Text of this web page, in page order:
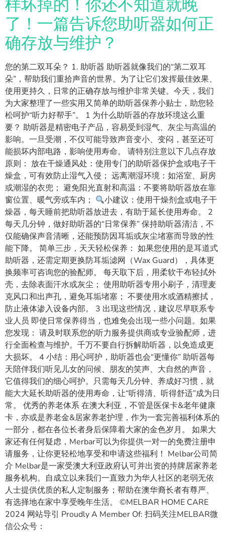
样坏掉的！你还不知道就晚
了！一篇告诉您助听器如何正
确存放与维护？
您的第二双耳朵？ 1. 助听器 助听器就像我们的“第二双耳
朵”，帮助我们重拾声音的世界。为了让它们发挥最佳效果、
使用更持久，日常的正确存放与维护非常关键。今天，我们
为大家整理了一些实用又简单的助听器保养小贴士，助您轻
松呵护“听力好帮手”。 1 为什么助听器的存放环境这么重
要？ 助听器是精密电子产品，容易受到湿气、灰尘与高温的
影响。一旦受潮，不仅可能导致声音变小、变闷，甚至还可
能损坏内部电路，影响使用寿命。 请特别注意以下几点存放
原则： 放在干燥通风处：使用专门的助听器保护盒或电子干
燥盒，可有效防止湿气入侵； 远离潮湿环境：如浴室、厨房
或潮湿的衣兜； 避免阳光直射和高温：不要将助听器放在靠
窗位置、暖气旁或车内；
小建议：使用干燥剂盒或电子干
燥器，每天睡前把助听器放进去，有助于延长使用寿命。 2
每天几分钟，做好助听器的“日常保养” 保持助听器清洁，不
仅能确保声音清晰，还能预防因耳垢或灰尘堵塞而导致的性
能下降。 简单三步，天天轻松保养： 如果您使用的是耳道式
助听器，还需定期更换防耳垢滤网（Wax Guard），具体更
换频率可咨询您的验配师。 每天取下后，用柔软干布轻拭外
壳，去除表面汗水或灰尘； 使用助听器专用小刷子，清理麦
克风口和出声孔，避免耳垢堵塞； 不要使用水或酒精擦拭，
防止液体渗入设备内部。 3 出现这些情况，建议尽早联系专
业人员 即使日常保养得当，也难免会出现一些小问题。如果
您发现： 请及时联系您的听力服务提供商或专业验配师，进
行全面检查与维护。千万不要自行拆解助听器，以免造成更
大损坏。 4 小结：用心呵护，助听器也会“更懂你” 助听器每
天陪伴我们听见儿女的问候、朋友的笑声、大自然的声音，
它值得我们的细心呵护。只需每天几分钟、养成好习惯，就
能大大延长助听器的使用寿命，让“听得清、听得舒适”成为日
常。 优秀的养老体系 在澳大利亚，不管是医保卡&老年健康
卡，亦或是养老金&居家养老护理，作为一套完善福利体系的
一部分，都在各位长者身后保障着大家的金色岁月。 如果大
家还有任何疑虑，Merbar可以为你提供一对一的免费注册申
请服务，让你更轻松地享受和申请这些福利！ Melbar公司简
介 Melbar是一家受澳大利亚政府认可并出资的持牌居家养老
服务机构。自成立以来我们一直致力为华人社区的老弱无依
人士提供优质的私人定制服务；帮助在澳华裔长者有尊严、
有选择地在家中享受晚年生活。 ©MELBAR HOME CARE
2024 网站导引 Proudly A Member Of: 扫码关注MELBAR微
信公众号：